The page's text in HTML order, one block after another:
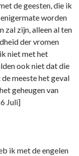
de geesten, die ik
worden
zal zijn, alleen al ten
der vromen
niet met het
ook niet dat die
meeste het geval
geheugen van
Juli]
ik met de engelen